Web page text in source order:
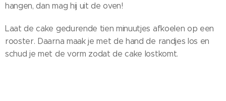
hangen, dan mag hij uit de oven!
Laat de cake gedurende tien minuutjes afkoelen op een
rooster. Daarna maak je met de hand de randjes los en
schud je met de vorm zodat de cake lostkomt.